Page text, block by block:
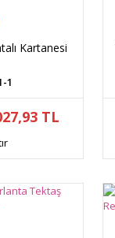
Kartanesi
1
TL